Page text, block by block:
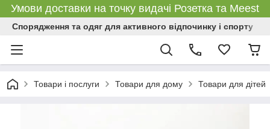
Умови доставки на точку видачі Розетка та Meest
Спорядження та одяг для активного відпочинку і спорту
Товари і послуги Товари для дому Товари для дітей